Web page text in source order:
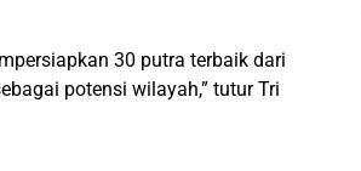
30 putra terbaik dari
potensi wilayah,” tutur Tri